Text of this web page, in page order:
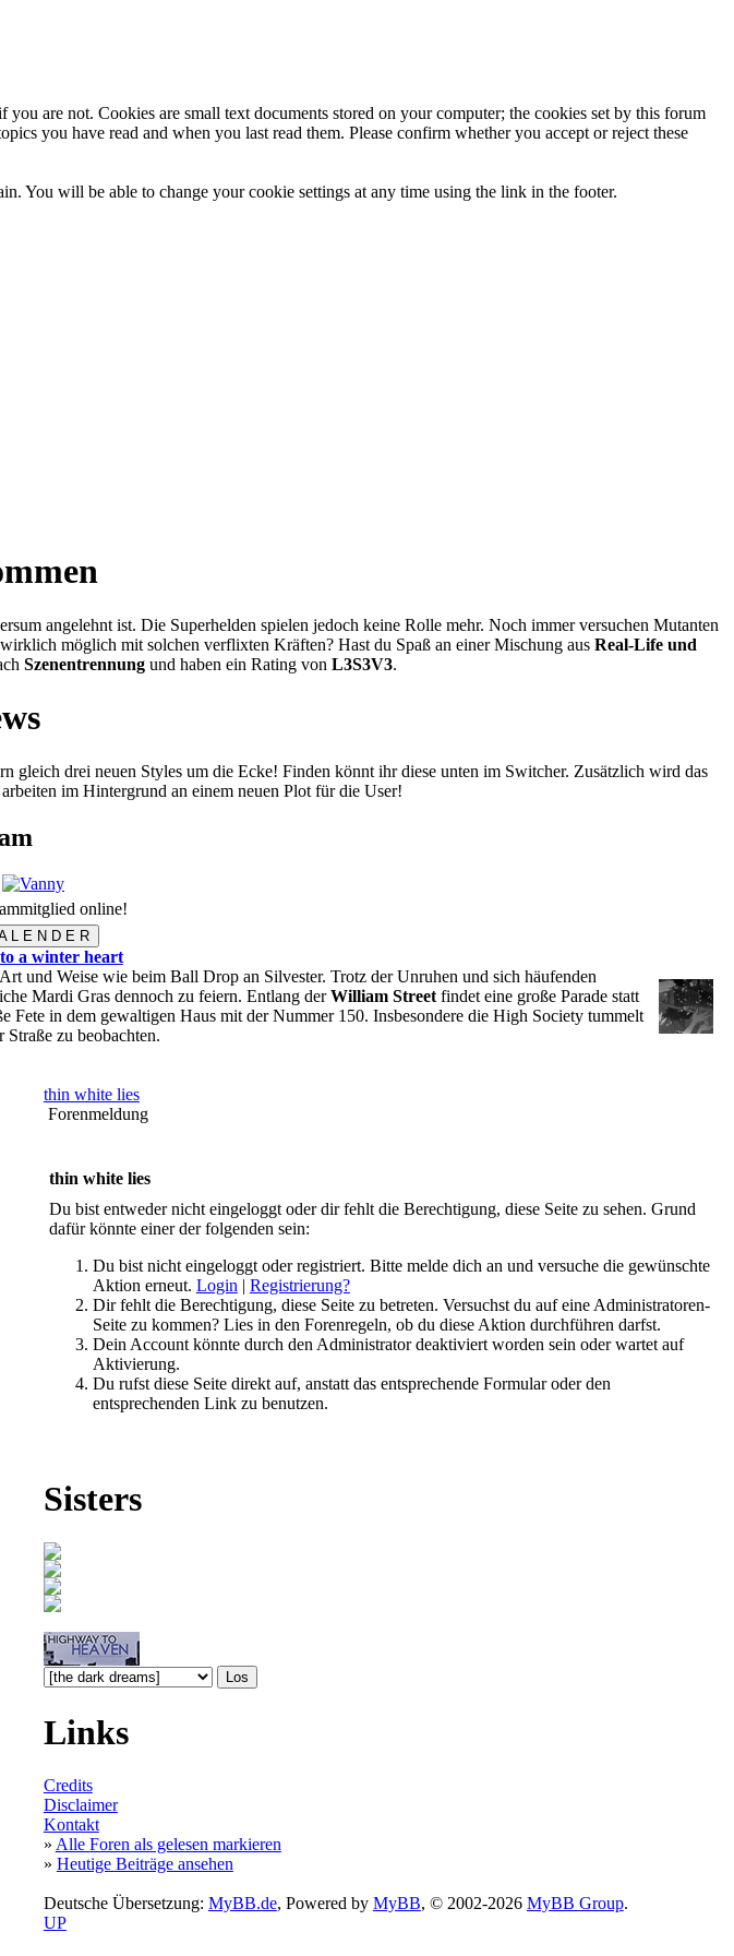
are not. Cookies are small text documents stored on your computer; the cookies set by this forum
you have read and when you last read them. Please confirm whether you accept or reject these
You will be able to change your cookie settings at any time using the link in the footer.
angelehnt ist. Die Superhelden spielen jedoch keine Rolle mehr. Noch immer versuchen Mutanten
möglich mit solchen verflixten Kräften? Hast du Spaß an einer Mischung aus Real-Life und
Szenentrennung und haben ein Rating von L3S3V3.
gleich drei neuen Styles um die Ecke! Finden könnt ihr diese unten im Switcher. Zusätzlich wird das
im Hintergrund an einem neuen Plot für die User!
online!
L E N D E R
a winter heart
und Weise wie beim Ball Drop an Silvester. Trotz der Unruhen und sich häufenden
Mardi Gras dennoch zu feiern. Entlang derWilliam Street findet eine große Parade statt
in dem gewaltigen Haus mit der Nummer 150. Insbesondere die High Society tummelt
zu beobachten.
thin white lies
Forenmeldung
thin white lies
Du bist entweder nicht eingeloggt oder dir fehlt die Berechtigung, diese Seite zu sehen. Grund
dafür könnte einer der folgenden sein:
Du bist nicht eingeloggt oder registriert. Bitte melde dich an und versuche die gewünschte
Aktion erneut. Login | Registrierung?
Dir fehlt die Berechtigung, diese Seite zu betreten. Versuchst du auf eine Administratoren-
Seite zu kommen? Lies in den Forenregeln, ob du diese Aktion durchführen darfst.
Dein Account könnte durch den Administrator deaktiviert worden sein oder wartet auf
Aktivierung.
Du rufst diese Seite direkt auf, anstatt das entsprechende Formular oder den
entsprechenden Link zu benutzen.
Sisters
Links
Credits
Disclaimer
Kontakt
» Alle Foren als gelesen markieren
» Heutige Beiträge ansehen
Deutsche Übersetzung: MyBB.de, Powered by MyBB, © 2002-2026 MyBB Group.
UP